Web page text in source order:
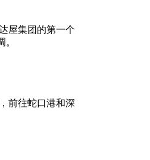
屋集团的第一个
前往蛇口港和深